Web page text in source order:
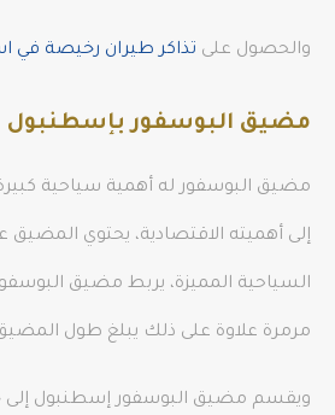
والحصول على تذاكر طيران رخيصة في
مضيق البوسفور بإسطنبول
مضيق البوسفور له أهمية سياحية
إلى أهميته الاقتصادية، يحتوي المضيق
السياحية المميزة، يربط مضيق
مرمرة علاوة على ذلك يبلغ طول المضيق حوالي 31
ويقسم مضيق البوسفور إسطنبول إلى